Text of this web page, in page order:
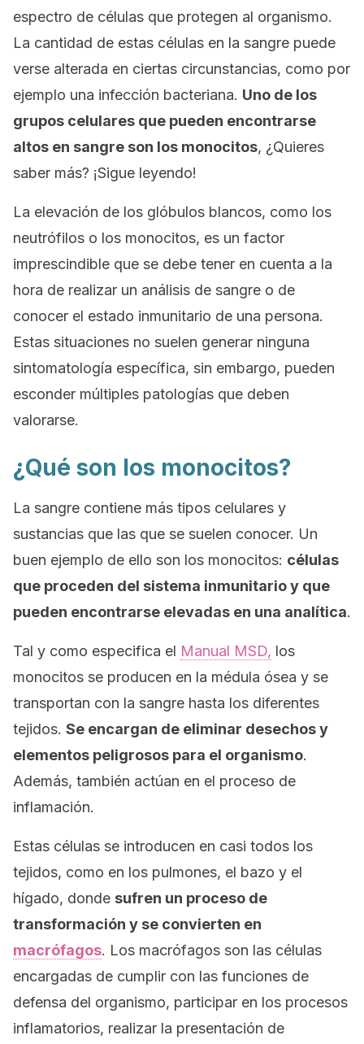
espectro de células que protegen al organismo.
La cantidad de estas células en la sangre puede
verse alterada en ciertas circunstancias, como por
ejemplo una infección bacteriana. Uno de los
grupos celulares que pueden encontrarse
altos en sangre son los monocitos, ¿Quieres
saber más? ¡Sigue leyendo!
La elevación de los glóbulos blancos, como los
neutrófilos o los monocitos, es un factor
imprescindible que se debe tener en cuenta a la
hora de realizar un análisis de sangre o de
conocer el estado inmunitario de una persona.
Estas situaciones no suelen generar ninguna
sintomatología específica, sin embargo, pueden
esconder múltiples patologías que deben
valorarse.
¿Qué son los monocitos?
La sangre contiene más tipos celulares y
sustancias que las que se suelen conocer. Un
buen ejemplo de ello son los monocitos: células
que proceden del sistema inmunitario y que
pueden encontrarse elevadas en una analítica.
Tal y como especifica el Manual MSD, los
monocitos se producen en la médula ósea y se
transportan con la sangre hasta los diferentes
tejidos. Se encargan de eliminar desechos y
elementos peligrosos para el organismo.
Además, también actúan en el proceso de
inflamación.
Estas células se introducen en casi todos los
tejidos, como en los pulmones, el bazo y el
hígado, donde sufren un proceso de
transformación y se convierten en
macrófagos. Los macrófagos son las células
encargadas de cumplir con las funciones de
defensa del organismo, participar en los procesos
inflamatorios, realizar la presentación de